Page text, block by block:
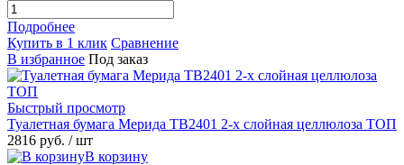
Подробнее
Купить в 1 клик Сравнение
В избранное Под заказ
Быстрый просмотр
Туалетная бумага Мерида TB2401 2-х слойная целлюлоза ТОП
2816 руб. / шт
В корзину